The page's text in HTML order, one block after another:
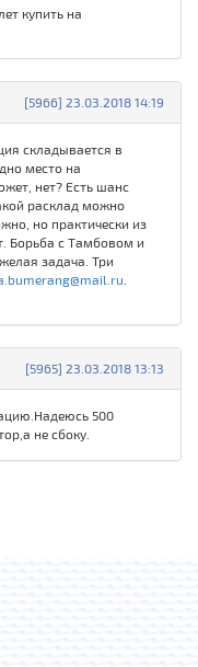
купить на
[5966] 23.03.2018 14:19
складывается в
место на
нет? Есть шанс
расклад можно
но практически из
Борьба с Тамбовом и
задача. Три
[5965] 23.03.2018 13:13
500
не сбоку.